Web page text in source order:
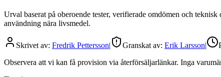
Urval baserat på oberoende tester, verifierade omdömen och
användning nära livsmedel.
Skrivet av: Fredrik Pettersson| Granskat av: Erik Larsson|
Observera att vi kan få provision via återförsäljarlänkar. Inga